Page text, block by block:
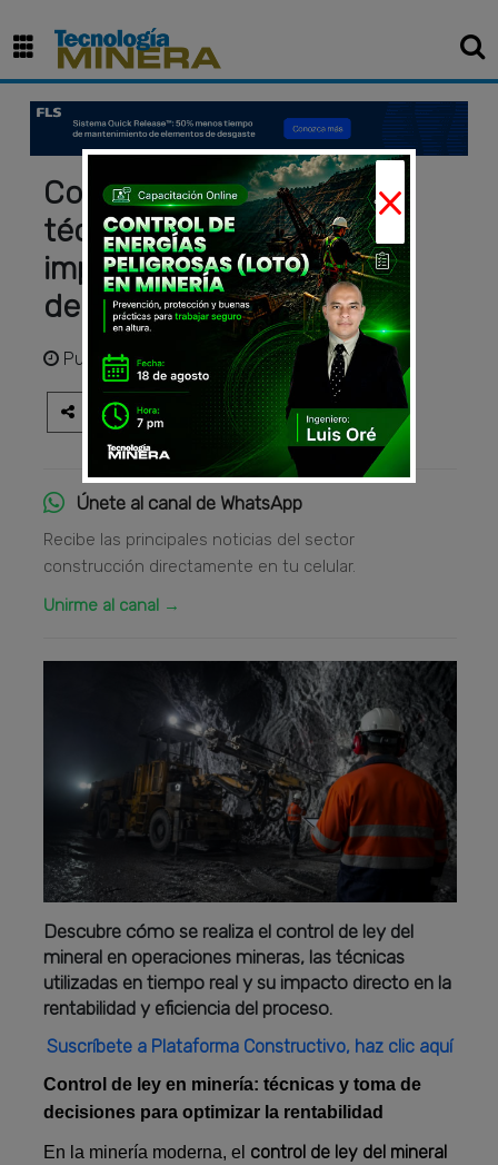
Control de ley en minería:
técnicas operativas y su
impacto en la rentabilidad
del yacimiento
Publicadohace 3 meses
Únete al canal de WhatsApp
Recibe las principales noticias del sector
construcción directamente en tu celular.
Unirme al canal →
Descubre cómo se realiza el control de ley del
mineral en operaciones mineras, las técnicas
utilizadas en tiempo real y su impacto directo en la
rentabilidad y eficiencia del proceso.
Suscríbete a Plataforma Constructivo, haz clic aquí
Control de ley en minería: técnicas y toma de
decisiones para optimizar la rentabilidad
En la minería moderna, el control de ley del mineral
×